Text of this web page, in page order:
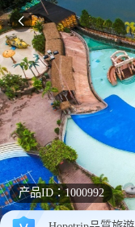
产品ID：1000992